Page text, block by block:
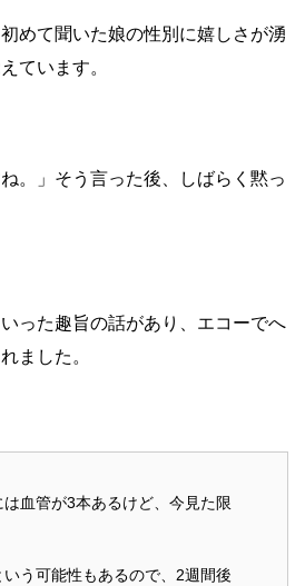
めて聞いた娘の性別に嬉しさが湧
ています。
。」そう言った後、しばらく黙っ
いった趣旨の話があり、エコーでへ
ました。
血管が3本あるけど、今見た限
いう可能性もあるので、2週間後